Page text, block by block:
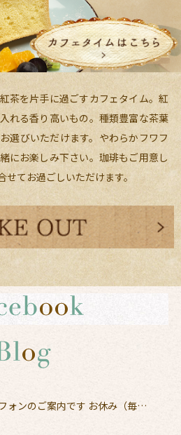
茶を片手に過ごすカフェタイム。紅
れる香り高いもの。種類豊富な茶葉
選びいただけます。やわらかフワフ
にお楽しみ下さい。珈琲もご用意し
てお過ごしいただけます。
8月の営業予定と限定シフォンのご案内です お休み（毎週月曜日、11日以外の火曜日） テイクアウトのみ（11日）10時〜16時 ・レモンピールクリームチーズ 軽いスフレチーズケーキのような...